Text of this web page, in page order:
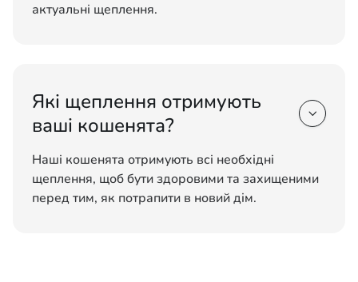
актуальні щеплення.
Які щеплення отримують
ваші кошенята?

Наші кошенята отримують всі необхідні
щеплення, щоб бути здоровими та захищеними
перед тим, як потрапити в новий дім.